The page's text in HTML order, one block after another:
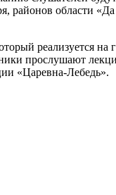
районов области
реализуется на
прослушают
«Царевна-Лебедь».